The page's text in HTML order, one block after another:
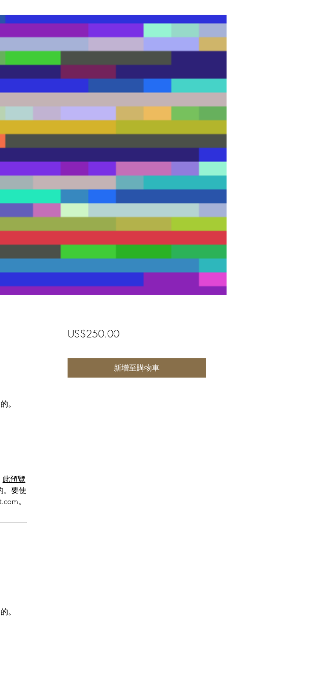
。
此預覽
要使
。
。
US$250.00價
新增至購物車